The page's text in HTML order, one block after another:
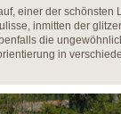
einer der schönsten
inmitten der
die
in